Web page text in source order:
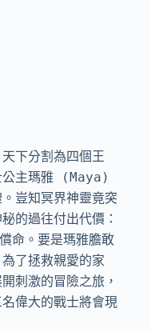
下分割為四個王
公主瑪雅 (Maya)
豈知冥界神靈竟突
的過往付出代價：
。要是瑪雅膽敢
了拯救親愛的家
刺激的冒險之旅，
偉大的戰士將會現